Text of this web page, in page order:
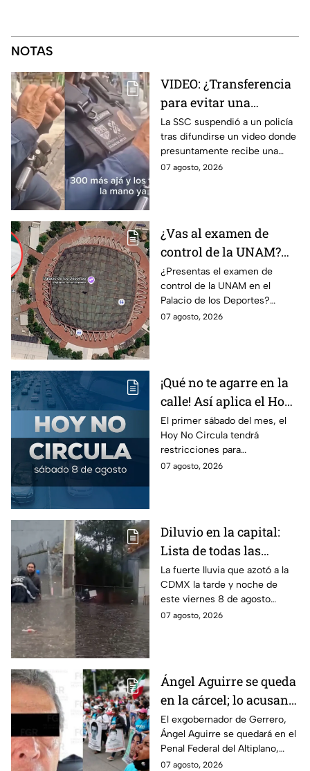
NOTAS
VIDEO: ¿Transferencia
para evitar una
sanción? SSC suspende
a policía y abre
investigación
La SSC suspendió a un policía
tras difundirse un video donde
presuntamente recibe una
transferencia para evitar una
07 agosto, 2026
¿Vas al examen de
control de la UNAM?
Así puedes llegar al
Palacio de los Deportes
en Metro, camión y
Metrobús
¿Presentas el examen de
control de la UNAM en el
Palacio de los Deportes?
Consulta cómo llegar en
07 agosto, 2026
¡Qué no te agarre en la
calle! Así aplica el Hoy
No Circula el primer
sábado del mes
El primer sábado del mes, el
Hoy No Circula tendrá
restricciones para
determinados vehículos en la
07 agosto, 2026
Diluvio en la capital:
Lista de todas las
inundaciones en CDMX
HOY viernes 7 de
agosto
La fuerte lluvia que azotó a la
CDMX la tarde y noche de
este viernes 8 de agosto
provocó inundaciones y otras
07 agosto, 2026
Ángel Aguirre se queda
en la cárcel; lo acusan
de destruir
información del caso
Ayotzinapa
El exgobernador de Gerrero,
Ángel Aguirre se quedará en el
Penal Federal del Altiplano,
luego de que fue detenido ayer
07 agosto, 2026